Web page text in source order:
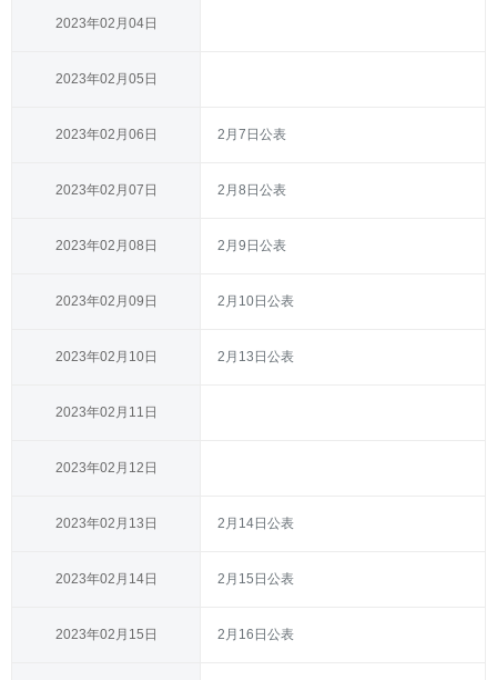
2023年02月04日
2023年02月05日
2023年02月06日 2月7日公表
2023年02月07日 2月8日公表
2023年02月08日 2月9日公表
2023年02月09日 2月10日公表
2023年02月10日 2月13日公表
2023年02月11日
2023年02月12日
2023年02月13日 2月14日公表
2023年02月14日 2月15日公表
2023年02月15日 2月16日公表